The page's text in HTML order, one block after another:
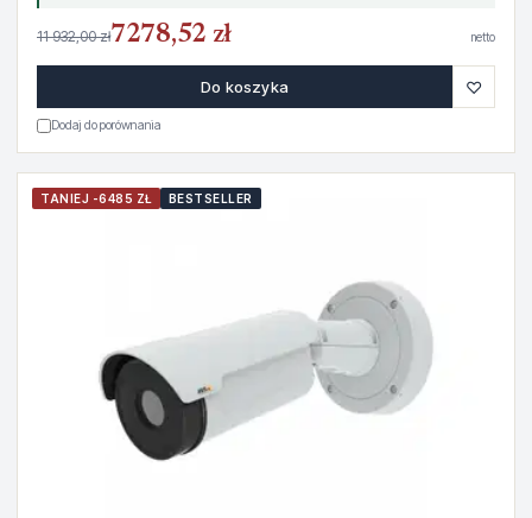
11 932,00 zł7278,52 zł netto
Do koszyka ♡
Dodaj do porównania
TANIEJ -6485 ZŁ BESTSELLER